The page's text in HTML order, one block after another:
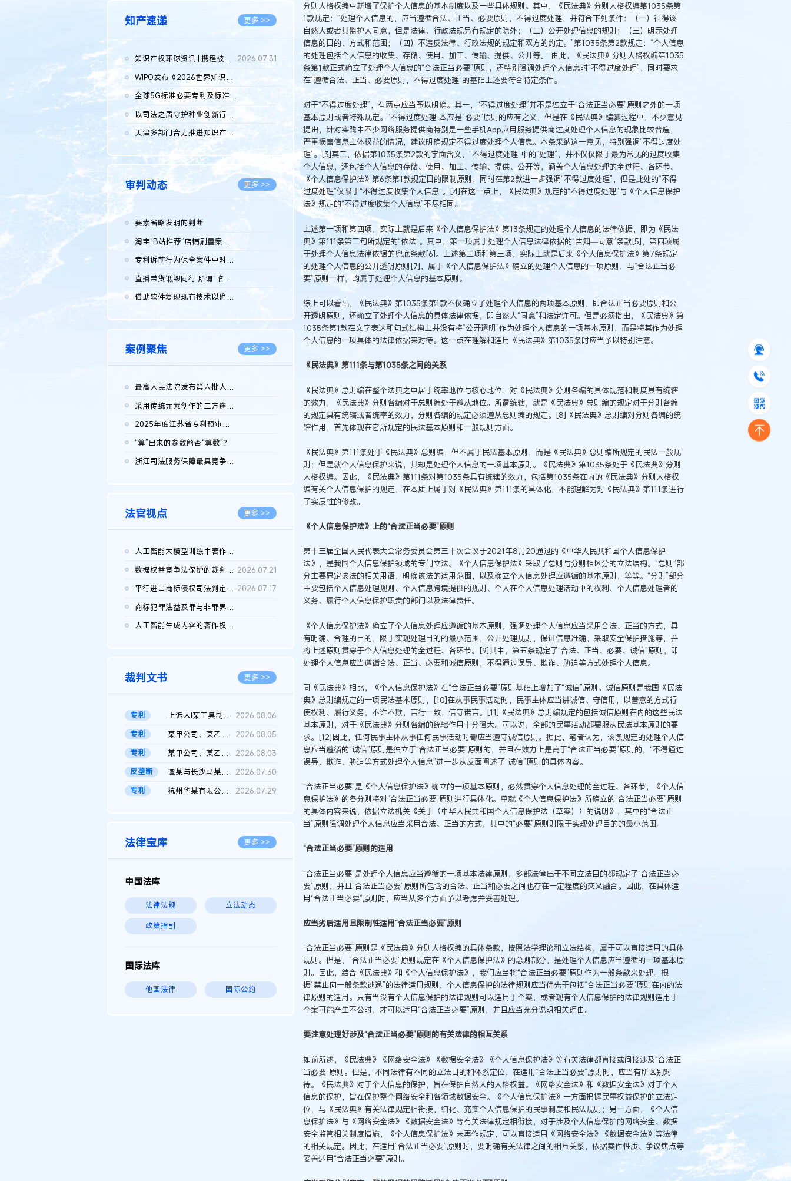
知产速递 更多 >>
知识产权环球资讯 | 携程被市监总局罚51.79亿；瑞幸泰国商标案上...
2026.07.31
WIPO发布《2026世界知识产权报告》 含报告全文
全球5G标准必要专利及标准提案研究报告（2026年）全文发布
以司法之盾守护种业创新行稳致远
2026.08.05
天津多部门合力推进知识产权保护工作
2026.08.05
审判动态 更多 >>
要素省略发明的判断
淘宝“B站推荐”店铺刷量案维持原判，两被告连带赔偿150万元
专利诉前行为保全案件中对仿制药申请人曾作出三类声明的考量及违...
直播带货诋毁同行 所谓“临场发挥”不免责
借助软件复现现有技术以确认相关参数特征是否被公开
案例聚焦 更多 >>
最高人民法院发布第六批人民法院种业知识产权司法保护典型案例 含...
采用传统元素创作的二方连续装饰图案作品的独创性及侵权对比认定
2025年度江苏省专利预审典型案例
“算”出来的参数能否“算数”？
浙江司法服务保障最具竞争力营商环境建设典型案例（第二批）含侵...
法官视点 更多 >>
人工智能大模型训练中著作权的合理使用
2026.07.28
数据权益竞争法保护的裁判路径构建 2026.07.21
平行进口商标侵权司法判定规则的困境与纾解 2026.07.17
商标犯罪法益及罪与非罪界限研究
人工智能生成内容的著作权司法认定：演进逻辑、现实困境与规则建...
裁判文书 更多 >>
专利 上诉人I某工具制品有限公司与被上诉人程某及一审被告中华人民共和...
2026.08.06
专利
某甲公司、某乙公司、某丙公司申请诉前行为保全复议裁定书
2026.08.05
专利
某甲公司、某乙公司、官某与某丙公司专利申请权权属纠纷 二审判决...
2026.08.03
反垄断
谭某与长沙马某堆农产品股份有限公司滥用市场支配地位纠纷二审裁...
2026.07.30
专利
杭州华某有限公司与菲某有限公司侵害发明专利权纠纷 2026.07.29
法律宝库 更多 >>
中国法库
法律法规 立法动态
政策指引
国际法库
他国法律 国际公约
分则人格权编中新增了保护个人信息的基本制度以及一些具体规则。其中，《民法典》分则人格权编第1035条第
1款规定：“处理个人信息的，应当遵循合法、正当、必要原则，不得过度处理，并符合下列条件：（一）征得该
自然人或者其监护人同意，但是法律、行政法规另有规定的除外；（二）公开处理信息的规则；（三）明示处理
信息的目的、方式和范围；（四）不违反法律、行政法规的规定和双方的约定。”第1035条第2款规定：“个人信息
的处理包括个人信息的收集、存储、使用、加工、传输、提供、公开等。”由此，《民法典》分则人格权编第1035
条第1款正式确立了处理个人信息的“合法正当必要”原则，还特别强调处理个人信息时“不得过度处理”，同时要求
在“遵循合法、正当、必要原则，不得过度处理”的基础上还要符合特定条件。
对于“不得过度处理”，有两点应当予以明确。其一，“不得过度处理”并不是独立于“合法正当必要”原则之外的一项
基本原则或者特殊规定。“不得过度处理”本应是“必要”原则的应有之义，但是在《民法典》编纂过程中，不少意见
提出，针对实践中不少网络服务提供商特别是一些手机App应用服务提供商过度处理个人信息的现象比较普遍，
严重损害信息主体权益的情况，建议明确规定不得过度处理个人信息。本条采纳这一意见，特别强调“不得过度处
理”。[3]其二，依据第1035条第2款的字面含义，“不得过度处理”中的“处理”，并不仅仅限于最为常见的过度收集
个人信息，还包括个人信息的存储、使用、加工、传输、提供、公开等，涵盖个人信息处理的全过程、各环节。
《个人信息保护法》第6条第1款规定目的限制原则，同时在第2款进一步强调“不得过度处理”，但是此处的“不得
过度处理”仅限于“不得过度收集个人信息”。[4]在这一点上，《民法典》规定的“不得过度处理”与《个人信息保护
法》规定的“不得过度收集个人信息”不尽相同。
上述第一项和第四项，实际上就是后来《个人信息保护法》第13条规定的处理个人信息的法律依据，即为《民法
典》第111条第二句所规定的“依法”。其中，第一项属于处理个人信息法律依据的“告知—同意”条款[5]，第四项属
于处理个人信息法律依据的兜底条款[6]。上述第二项和第三项，实际上就是后来《个人信息保护法》第7条规定
的处理个人信息的公开透明原则[7]，属于《个人信息保护法》确立的处理个人信息的一项原则，与“合法正当必
要”原则一样，均属于处理个人信息的基本原则。
综上可以看出，《民法典》第1035条第1款不仅确立了处理个人信息的两项基本原则，即合法正当必要原则和公
开透明原则，还确立了处理个人信息的具体法律依据，即自然人“同意”和法定许可。但是必须指出，《民法典》第
1035条第1款在文字表达和句式结构上并没有将“公开透明”作为处理个人信息的一项基本原则，而是将其作为处理
个人信息的一项具体的法律依据来对待。这一点在理解和适用《民法典》第1035条时应当予以特别注意。
《民法典》第111条与第1035条之间的关系
《民法典》总则编在整个法典之中居于统率地位与核心地位，对《民法典》分则各编的具体规范和制度具有统辖
的效力，《民法典》分则各编对于总则编处于遵从地位。所谓统辖，就是《民法典》总则编的规定对于分则各编
的规定具有统辖或者统率的效力，分则各编的规定必须遵从总则编的规定。[8]《民法典》总则编对分则各编的统
辖作用，首先体现在它所规定的民法基本原则和一般规则方面。
《民法典》第111条处于《民法典》总则编，但不属于民法基本原则，而是《民法典》总则编所规定的民法一般规
则；但是就个人信息保护来说，其却是处理个人信息的一项基本原则。《民法典》第1035条处于《民法典》分则
人格权编。因此，《民法典》第111条对第1035条具有统辖的效力，包括第1035条在内的《民法典》分则人格权
编有关个人信息保护的规定，在本质上属于对《民法典》第111条的具体化，不能理解为对《民法典》第111条进行
了实质性的修改。
《个人信息保护法》上的“合法正当必要”原则
第十三届全国人民代表大会常务委员会第三十次会议于2021年8月20通过的《中华人民共和国个人信息保护
法》，是我国个人信息保护领域的专门立法。《个人信息保护法》采取了总则与分则相区分的立法结构。“总则”部
分主要界定该法的相关用语，明确该法的适用范围，以及确立个人信息处理应遵循的基本原则，等等。“分则”部分
主要包括个人信息处理规则、个人信息跨境提供的规则、个人在个人信息处理活动中的权利、个人信息处理者的
义务、履行个人信息保护职责的部门以及法律责任。
《个人信息保护法》确立了个人信息处理应遵循的基本原则，强调处理个人信息应当采用合法、正当的方式，具
有明确、合理的目的，限于实现处理目的的最小范围，公开处理规则，保证信息准确，采取安全保护措施等，并
将上述原则贯穿于个人信息处理的全过程、各环节。[9]其中，第五条规定了“合法、正当、必要、诚信”原则，即
处理个人信息应当遵循合法、正当、必要和诚信原则，不得通过误导、欺诈、胁迫等方式处理个人信息。
同《民法典》相比，《个人信息保护法》在“合法正当必要”原则基础上增加了“诚信”原则。诚信原则是我国《民法
典》总则编规定的一项民法基本原则，[10]在从事民事活动时，民事主体应当讲诚信、守信用，以善意的方式行
使权利、履行义务，不诈不欺，言行一致，信守诺言。[11]《民法典》总则编规定的包括诚信原则在内的这些民法
基本原则，对于《民法典》分则各编的统辖作用十分强大。可以说，全部的民事活动都要服从民法基本原则的要
求。[12]因此，任何民事主体从事任何民事活动时都应当遵守诚信原则。据此，笔者认为，该条规定的处理个人信
息应当遵循的“诚信”原则是独立于“合法正当必要”原则的，并且在效力上是高于“合法正当必要”原则的，“不得通过
误导、欺诈、胁迫等方式处理个人信息”进一步从反面阐述了“诚信”原则的具体内容。
“合法正当必要”是《个人信息保护法》确立的一项基本原则，必然贯穿个人信息处理的全过程、各环节，《个人信
息保护法》的各分则将对“合法正当必要”原则进行具体化。单就《个人信息保护法》所确立的“合法正当必要”原则
的具体内容来说，依据立法机关《关于〈中华人民共和国个人信息保护法（草案）〉的说明》，其中的“合法正
当”原则强调处理个人信息应当采用合法、正当的方式，其中的“必要”原则则限于实现处理目的的最小范围。
“合法正当必要”原则的适用
“合法正当必要”是处理个人信息应当遵循的一项基本法律原则，多部法律出于不同立法目的都规定了“合法正当必
要”原则，并且“合法正当必要”原则所包含的合法、正当和必要之间也存在一定程度的交叉融合。因此，在具体适
用“合法正当必要”原则时，应当从多个方面予以考虑并妥善处理。
应当劣后适用且限制性适用“合法正当必要”原则
“合法正当必要”原则是《民法典》分则人格权编的具体条款，按照法学理论和立法结构，属于可以直接适用的具体
规则。但是，“合法正当必要”原则规定在《个人信息保护法》的总则部分，是处理个人信息应当遵循的一项基本原
则。因此，结合《民法典》和《个人信息保护法》，我们应当将“合法正当必要”原则作为一般条款来处理。根
据“禁止向一般条款逃逸”的法律适用规则，个人信息保护的法律规则应当优先于包括“合法正当必要”原则在内的法
律原则的适用。只有当没有个人信息保护的法律规则可以适用于个案，或者现有个人信息保护的法律规则适用于
个案可能产生不公时，才可以适用“合法正当必要”原则，并且应当充分说明相关理由。
要注意处理好涉及“合法正当必要”原则的有关法律的相互关系
如前所述，《民法典》《网络安全法》《数据安全法》《个人信息保护法》等有关法律都直接或间接涉及“合法正
当必要”原则。但是，不同法律有不同的立法目的和体系定位，在适用“合法正当必要”原则时，应当有所区别对
待。《民法典》对于个人信息的保护，旨在保护自然人的人格权益。《网络安全法》和《数据安全法》对于个人
信息的保护，旨在保护整个网络安全和各领域数据安全。《个人信息保护法》一方面把握民事权益保护的立法定
位，与《民法典》有关法律规定相衔接，细化、充实个人信息保护的民事制度和民法规则；另一方面，《个人信
息保护法》与《网络安全法》《数据安全法》等有关法律规定相衔接，对于涉及个人信息保护的网络安全、数据
安全监管相关制度措施，《个人信息保护法》未再作规定，可以直接适用《网络安全法》《数据安全法》等法律
的相关规定。因此，在适用“合法正当必要”原则时，要明确有关法律之间的相互关系，依据案件性质、争议焦点等
妥善适用“合法正当必要”原则。